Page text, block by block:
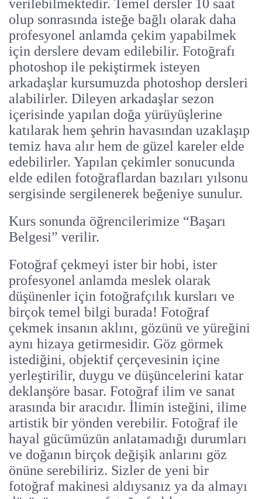
verilebilmektedir. Temel dersler 10 saat
olup sonrasında isteğe bağlı olarak daha
profesyonel anlamda çekim yapabilmek
için derslere devam edilebilir. Fotoğrafı
photoshop ile pekiştirmek isteyen
arkadaşlar kursumuzda photoshop dersleri
alabilirler. Dileyen arkadaşlar sezon
içerisinde yapılan doğa yürüyüşlerine
katılarak hem şehrin havasından uzaklaşıp
temiz hava alır hem de güzel kareler elde
edebilirler. Yapılan çekimler sonucunda
elde edilen fotoğraflardan bazıları yılsonu
sergisinde sergilenerek beğeniye sunulur.
Kurs sonunda öğrencilerimize “Başarı
Belgesi” verilir.
Fotoğraf çekmeyi ister bir hobi, ister
profesyonel anlamda meslek olarak
düşünenler için fotoğrafçılık kursları ve
birçok temel bilgi burada! Fotoğraf
çekmek insanın aklını, gözünü ve yüreğini
aynı hizaya getirmesidir. Göz görmek
istediğini, objektif çerçevesinin içine
yerleştirilir, duygu ve düşüncelerini katar
deklanşöre basar. Fotoğraf ilim ve sanat
arasında bir aracıdır. İlimin isteğini, ilime
artistik bir yönden verebilir. Fotoğraf ile
hayal gücümüzün anlatamadığı durumları
ve doğanın birçok değişik anlarını göz
önüne serebiliriz. Sizler de yeni bir
fotoğraf makinesi aldıysanız ya da almayı